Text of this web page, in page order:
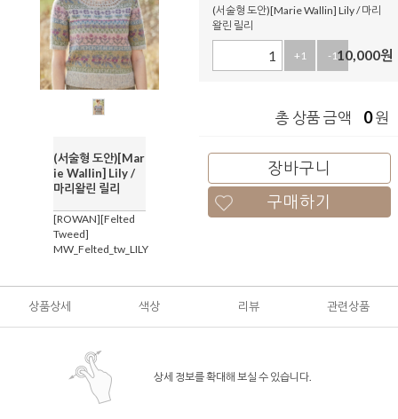
(서술형 도안)[Mar
ie Wallin] Lily /
마리왈린 릴리
[ROWAN][Felted
Tweed]
MW_Felted_tw_LILY
(서술형 도안)[Marie Wallin] Lily / 마리
왈린 릴리
+1 -110,000원
총 상품 금액 0원
장바구니
구매하기
상품상세 색상 리뷰 관련상품
상세 정보를 확대해 보실 수 있습니다.